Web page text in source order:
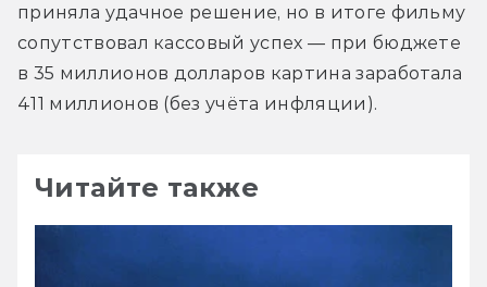
приняла удачное решение, но в итоге фильму
сопутствовал кассовый успех — при бюджете
в 35 миллионов долларов картина заработала
411 миллионов (без учёта инфляции).
Читайте также